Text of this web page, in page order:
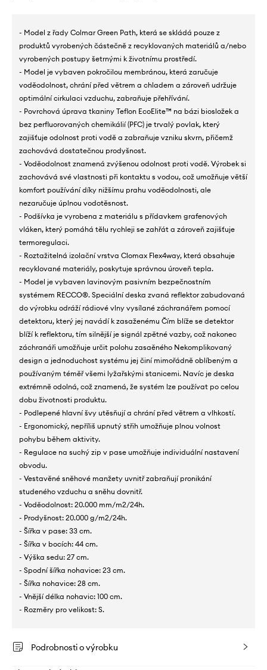
- Model z řady Colmar Green Path, která se skládá pouze z
produktů vyrobených částečně z recyklovaných materiálů a/nebo
vyrobených postupy šetrnými k životnímu prostředí.
- Model je vybaven pokročilou membránou, která zaručuje
voděodolnost, chrání před větrem a chladem a zároveň udržuje
optimální cirkulaci vzduchu, zabraňuje přehřívání.
- Povrchová úprava tkaniny Teflon EcoElite™ na bázi biosložek a
bez perfluorovaných chemikálií (PFC) je trvalý povlak, který
zajišťuje odolnost proti vodě a zabraňuje vzniku skvrn, přičemž
zachovává dostatečnou prodyšnost.
- Voděodolnost znamená zvýšenou odolnost proti vodě. Výrobek si
zachovává své vlastnosti při kontaktu s vodou, což umožňuje větší
komfort používání díky nižšímu prahu voděodolnosti, ale
nezaručuje úplnou vodotěsnost.
- Podšívka je vyrobena z materiálu s přídavkem grafenových
vláken, který pomáhá tělu rychleji se zahřát a zároveň zajišťuje
termoregulaci.
- Roztažitelná izolační vrstva Clomax Flex4way, která obsahuje
recyklované materiály, poskytuje správnou úroveň tepla.
- Model je vybaven lavinovým pasivním bezpečnostním
systémem RECCO®. Speciální deska zvaná reflektor zabudovaná
do výrobku odráží rádiové vlny vysílané záchranářem pomocí
detektoru, který jej navádí k zasaženému Čím blíže se detektor
blíží k reflektoru, tím silnější je signál zpětné vazby, což nakonec
záchranáři umožňuje určit polohu zasaěného Nekomplikovaný
design a jednoduchost systému jej činí mimořádně oblíbeným a
používaným téměř všemi lyžařskými stanicemi. Navíc je deska
extrémně odolná, což znamená, že systém lze používat po celou
dobu životnosti produktu.
- Podlepené hlavní švy utěsňují a chrání před větrem a vlhkostí.
- Ergonomický, nepříliš upnutý střih umožňuje plnou volnost
pohybu během aktivity.
- Regulace na suchý zip v pase umožňuje individuální nastavení
obvodu.
- Vestavěné sněhové manžety uvnitř zabraňují pronikání
studeného vzduchu a sněhu dovnitř.
- Voděodolnost: 20.000 mm/m2/24h.
- Prodyšnost: 20.000 g/m2/24h.
- Šířka v pase: 33 cm.
- Šířka v bocích: 44 cm.
- Výška sedu: 27 cm.
- Spodní šířka nohavice: 23 cm.
- Šířka nohavice: 28 cm.
- Vnější délka nohavic: 100 cm.
- Rozměry pro velikost: S.
Podrobnosti o výrobku